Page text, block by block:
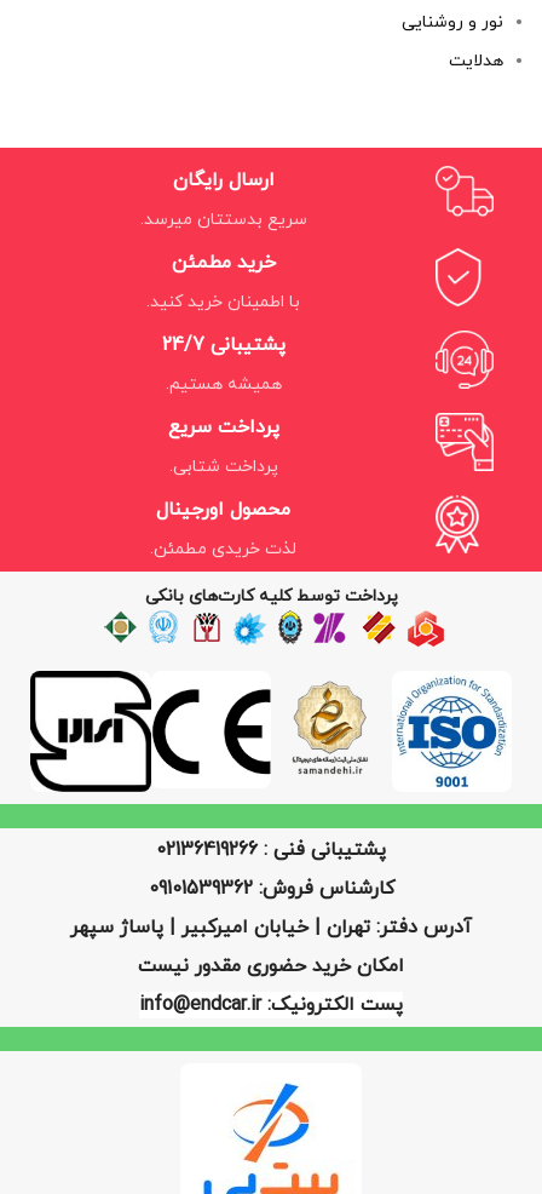
نور و روشنایی
هدلایت
ارسال رایگان
سریع بدستتان میرسد.
خرید مطمئن
با اطمینان خرید کنید.
پشتیبانی 24/7
همیشه هستیم.
پرداخت سریع
پرداخت شتابی.
محصول اورجینال
لذت خریدی مطمئن.
پرداخت توسط کلیه کارت‌های بانکی
پشتیبانی فنی : 02136419266
کارشناس فروش: 09101539362
آدرس دفتر: تهران | خیابان امیرکبیر | پاساژ سپهر
امکان خرید حضوری مقدور نیست
پست الکترونیک: info@endcar.ir